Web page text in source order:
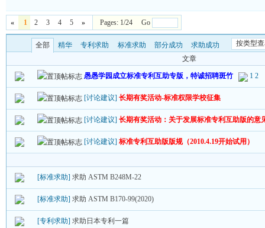
« 1 2 3 4 5 » Pages: 1/24 Go
全部 精华 专利求助 标准求助 部分成功 求助成功
按类型
文章
愚愚学园成立标准专利互助专版，特诚招聘斑竹 1 2
[讨论建议] 长期有奖活动-标准权限学校征集
[讨论建议] 长期有奖活动：关于发展标准专利互助版的意
[讨论建议] 标准专利互助版版规（2010.4.19开始试用）
[标准求助] 求助 ASTM B248M-22
[标准求助] 求助 ASTM B170-99(2020)
[专利求助] 求助日本专利一篇